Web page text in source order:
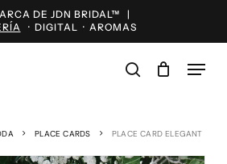
DE JDN BRIDAL™ |
· DIGITAL · AROMAS
Menu
PLACE CARDS PLACE CARD ELEGANT